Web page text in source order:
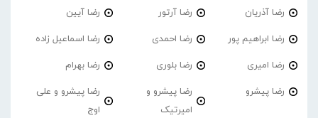
رضا آذریان رضا آرتور رضا آیین
رضا ابراهیم پور رضا احمدی رضا اسماعیل زاده
رضا امیری رضا بلوری رضا بهرام
رضا پیشرو
رضا پیشرو و
امیرتیک
رضا پیشرو و علی
اوج